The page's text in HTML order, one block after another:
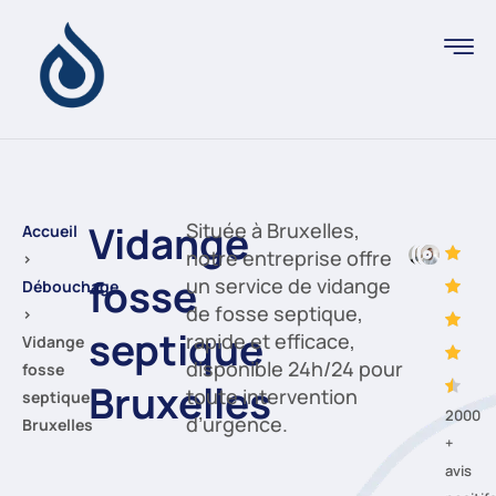
Accueil
›
Débouchage
›
Vidange
fosse
septique
Bruxelles
Vidange
fosse
septique
Bruxelles
Située à Bruxelles,
notre entreprise offre
un service de vidange
de fosse septique,
rapide et efficace,
disponible 24h/24 pour
toute intervention
d’urgence.
2000
+
avis